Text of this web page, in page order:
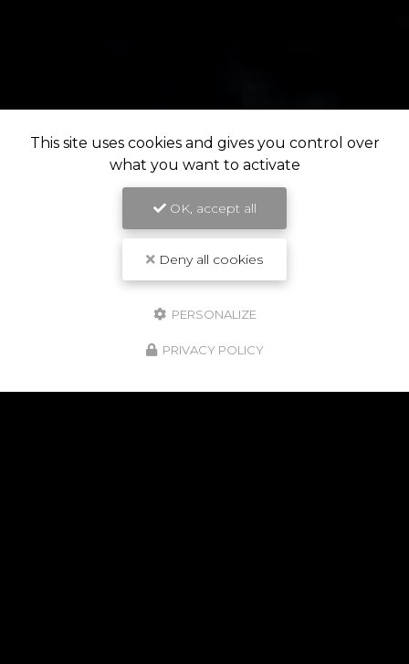
This site uses cookies and gives you control over
what you want to activate
OK, accept all
Deny all cookies
PERSONALIZE
PRIVACY POLICY